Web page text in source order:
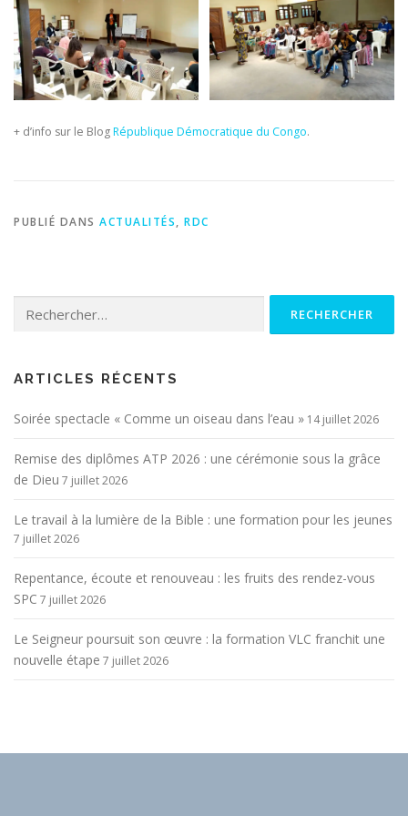
+ d’info sur le BlogRépublique Démocratique du Congo.
PUBLIÉ DANS ACTUALITÉS, RDC
ARTICLES RÉCENTS
Soirée spectacle « Comme un oiseau dans l’eau » 14 juillet 2026
Remise des diplômes ATP 2026 : une cérémonie sous la grâce
de Dieu 7 juillet 2026
Le travail à la lumière de la Bible : une formation pour les jeunes
7 juillet 2026
Repentance, écoute et renouveau : les fruits des rendez-vous
SPC 7 juillet 2026
Le Seigneur poursuit son œuvre : la formation VLC franchit une
nouvelle étape 7 juillet 2026